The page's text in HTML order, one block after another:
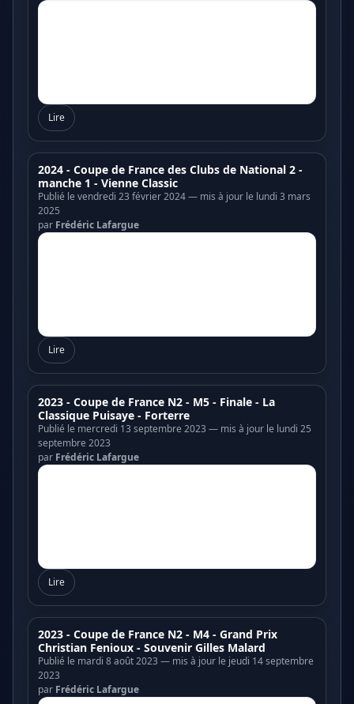
Lire
2024 - Coupe de France des Clubs de National 2 -
manche 1 - Vienne Classic
Publié le vendredi 23 février 2024 — mis à jour le lundi 3 mars
2025
par Frédéric Lafargue
Lire
2023 - Coupe de France N2 - M5 - Finale - La
Classique Puisaye - Forterre
Publié le mercredi 13 septembre 2023 — mis à jour le lundi 25
septembre 2023
par Frédéric Lafargue
Lire
2023 - Coupe de France N2 - M4 - Grand Prix
Christian Fenioux - Souvenir Gilles Malard
Publié le mardi 8 août 2023 — mis à jour le jeudi 14 septembre
2023
par Frédéric Lafargue